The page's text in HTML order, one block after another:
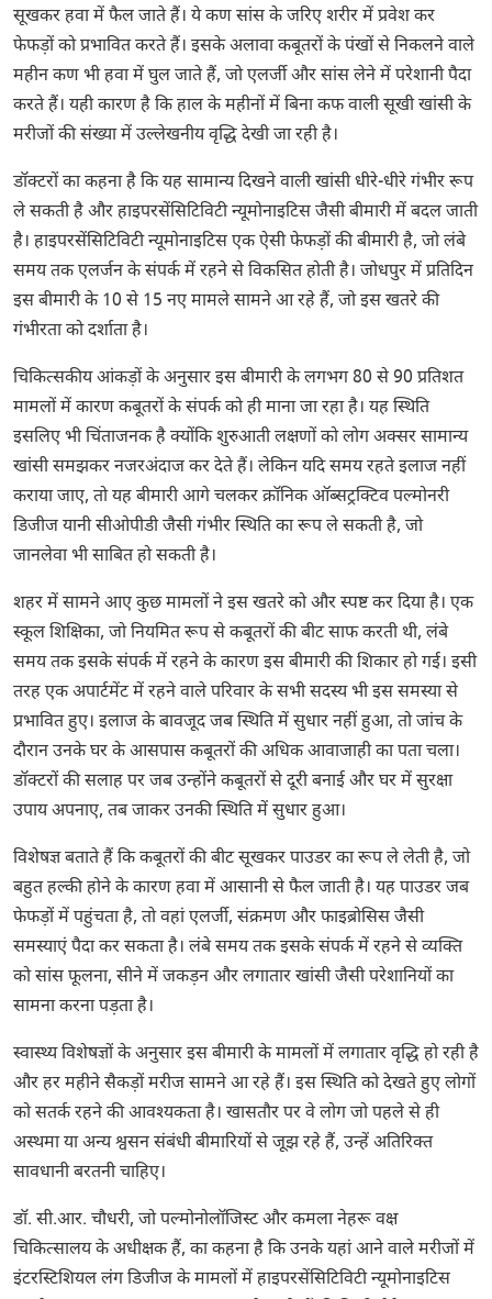
सूखकर हवा में फैल जाते हैं। ये कण सांस के जरिए शरीर में प्रवेश कर
फेफड़ों को प्रभावित करते हैं। इसके अलावा कबूतरों के पंखों से निकलने वाले
महीन कण भी हवा में घुल जाते हैं, जो एलर्जी और सांस लेने में परेशानी पैदा
करते हैं। यही कारण है कि हाल के महीनों में बिना कफ वाली सूखी खांसी के
मरीजों की संख्या में उल्लेखनीय वृद्धि देखी जा रही है।
डॉक्टरों का कहना है कि यह सामान्य दिखने वाली खांसी धीरे-धीरे गंभीर रूप
ले सकती है और हाइपरसेंसिटिविटी न्यूमोनाइटिस जैसी बीमारी में बदल जाती
है। हाइपरसेंसिटिविटी न्यूमोनाइटिसएक ऐसी फेफड़ों की बीमारी है, जो लंबे
समय तक एलर्जन के संपर्क में रहने से विकसित होती है। जोधपुर में प्रतिदिन
इस बीमारी के 10 से 15 नए मामले सामने आ रहे हैं, जो इस खतरे की
गंभीरता को दर्शाता है।
चिकित्सकीय आंकड़ों के अनुसार इस बीमारी के लगभग 80 से 90 प्रतिशत
मामलों में कारण कबूतरों के संपर्क को ही माना जा रहा है। यह स्थिति
इसलिए भी चिंताजनक है क्योंकि शुरुआती लक्षणों को लोग अक्सर सामान्य
खांसी समझकर नजरअंदाज कर देते हैं। लेकिन यदि समय रहते इलाज नहीं
कराया जाए, तो यह बीमारी आगे चलकर क्रॉनिक ऑब्सट्रक्टिव पल्मोनरी
डिजीज यानीसीओपीडीजैसी गंभीर स्थिति का रूप ले सकती है, जो
जानलेवा भी साबित हो सकती है।
शहर में सामने आए कुछ मामलों ने इस खतरे को और स्पष्ट कर दिया है। एक
स्कूल शिक्षिका, जो नियमित रूप से कबूतरों की बीट साफ करती थी, लंबे
समय तक इसके संपर्क में रहने के कारण इस बीमारी की शिकार हो गई। इसी
तरह एक अपार्टमेंट में रहने वाले परिवार के सभी सदस्य भी इस समस्या से
प्रभावित हुए। इलाज के बावजूद जब स्थिति में सुधार नहीं हुआ, तो जांच के
दौरान उनके घर के आसपास कबूतरों की अधिक आवाजाही का पता चला।
डॉक्टरों की सलाह पर जब उन्होंने कबूतरों से दूरी बनाई और घर में सुरक्षा
उपाय अपनाए, तब जाकर उनकी स्थिति में सुधार हुआ।
विशेषज्ञ बताते हैं कि कबूतरों की बीट सूखकर पाउडर का रूप ले लेती है, जो
बहुत हल्की होने के कारण हवा में आसानी से फैल जाती है। यह पाउडर जब
फेफड़ों में पहुंचता है, तो वहां एलर्जी, संक्रमण और फाइब्रोसिस जैसी
समस्याएं पैदा कर सकता है। लंबे समय तक इसके संपर्क में रहने से व्यक्ति
को सांस फूलना, सीने में जकड़न और लगातार खांसी जैसी परेशानियों का
सामना करना पड़ता है।
स्वास्थ्य विशेषज्ञों के अनुसार इस बीमारी के मामलों में लगातार वृद्धि हो रही है
और हर महीने सैकड़ों मरीज सामने आ रहे हैं। इस स्थिति को देखते हुए लोगों
को सतर्क रहने की आवश्यकता है। खासतौर पर वे लोग जो पहले से ही
अस्थमा या अन्य श्वसन संबंधी बीमारियों से जूझ रहे हैं, उन्हें अतिरिक्त
सावधानी बरतनी चाहिए।
डॉ. सी.आर. चौधरी, जो पल्मोनोलॉजिस्ट और कमला नेहरू वक्ष
चिकित्सालय के अधीक्षक हैं, का कहना है कि उनके यहां आने वाले मरीजों में
इंटरस्टिशियल लंग डिजीज के मामलों में हाइपरसेंसिटिविटी न्यूमोनाइटिस